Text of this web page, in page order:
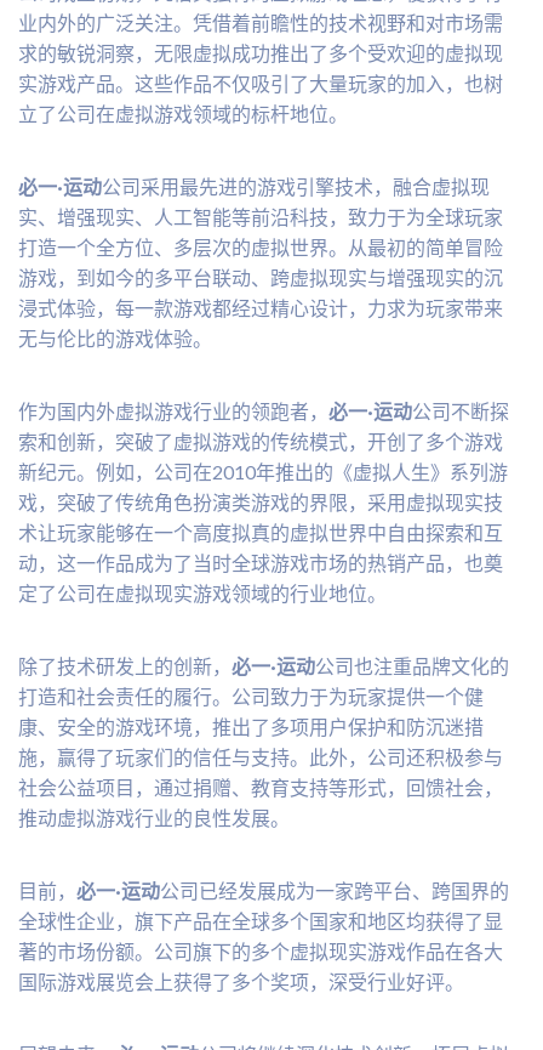
业内外的广泛关注。凭借着前瞻性的技术视野和对市场需
求的敏锐洞察，无限虚拟成功推出了多个受欢迎的虚拟现
实游戏产品。这些作品不仅吸引了大量玩家的加入，也树
立了公司在虚拟游戏领域的标杆地位。
必一·运动公司采用最先进的游戏引擎技术，融合虚拟现
实、增强现实、人工智能等前沿科技，致力于为全球玩家
打造一个全方位、多层次的虚拟世界。从最初的简单冒险
游戏，到如今的多平台联动、跨虚拟现实与增强现实的沉
浸式体验，每一款游戏都经过精心设计，力求为玩家带来
无与伦比的游戏体验。
作为国内外虚拟游戏行业的领跑者， 必一·运动公司不断探
索和创新，突破了虚拟游戏的传统模式，开创了多个游戏
新纪元。例如，公司在2010年推出的《虚拟人生》系列游
戏，突破了传统角色扮演类游戏的界限，采用虚拟现实技
术让玩家能够在一个高度拟真的虚拟世界中自由探索和互
动，这一作品成为了当时全球游戏市场的热销产品，也奠
定了公司在虚拟现实游戏领域的行业地位。
除了技术研发上的创新， 必一·运动公司也注重品牌文化的
打造和社会责任的履行。公司致力于为玩家提供一个健
康、安全的游戏环境，推出了多项用户保护和防沉迷措
施，赢得了玩家们的信任与支持。此外，公司还积极参与
社会公益项目，通过捐赠、教育支持等形式，回馈社会，
推动虚拟游戏行业的良性发展。
目前， 必一·运动公司已经发展成为一家跨平台、跨国界的
全球性企业，旗下产品在全球多个国家和地区均获得了显
著的市场份额。公司旗下的多个虚拟现实游戏作品在各大
国际游戏展览会上获得了多个奖项，深受行业好评。